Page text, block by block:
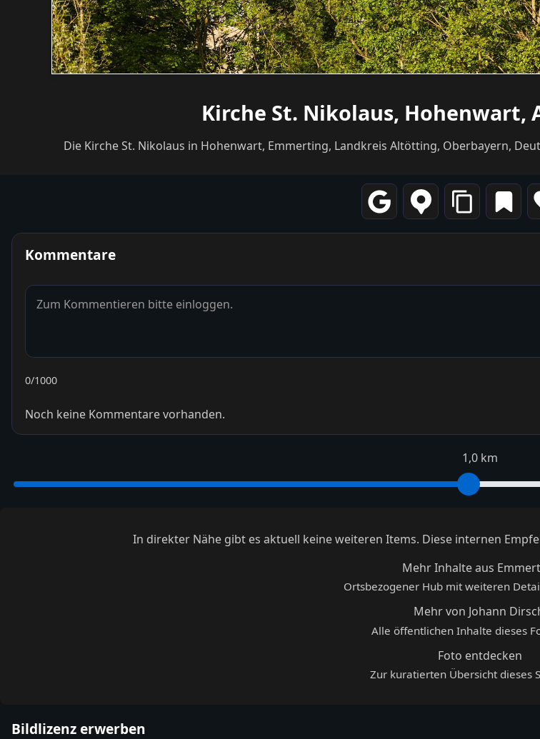
Kirche St. Nikolaus,
Die Kirche St. Nikolaus in Hohenwart, Emmerting, Landkreis Altötting, Oberbayern,
Kommentare
0/1000
Noch keine Kommentare vorhanden.
1,0 km
In direkter Nähe gibt es aktuell keine weiteren Items. Diese internen
Mehr Inhalte aus
Ortsbezogener Hub mit weiteren
Mehr von Johann
Alle öffentlichen Inhalte dieses
Foto entdecken
Zur kuratierten Übersicht dieses
Bildlizenz erwerben